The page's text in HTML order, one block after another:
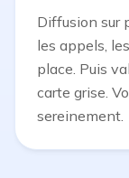
Diffusion sur
les appels,
place. Puis
carte grise.
sereinement.